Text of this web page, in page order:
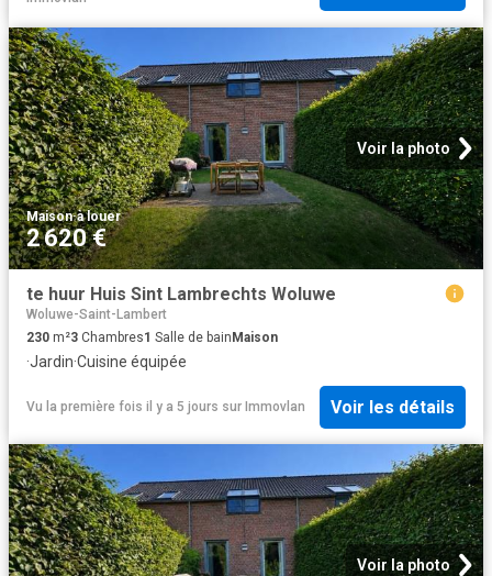
Voir la photo
Maison·à louer
2 620 €
te huur Huis Sint Lambrechts Woluwe
Woluwe-Saint-Lambert
230 m²3 Chambres1 Salle de bain Maison
·Jardin·Cuisine équipée
Vu la première fois il y a 5 jours sur Immovlan Voir les détails
Voir la photo